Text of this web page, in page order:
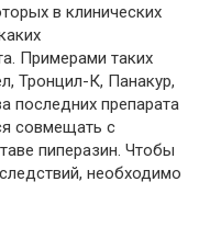
в клинических
Примерами таких
Тронцил-К, Панакур,
последних препарата
совмещать с
пиперазин. Чтобы
необходимо